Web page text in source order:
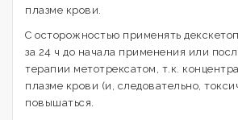
плазме крови.
С осторожностью применять
за 24 ч до начала применения или
терапии метотрексатом, т.к.
плазме крови (и, следовательно,
повышаться.